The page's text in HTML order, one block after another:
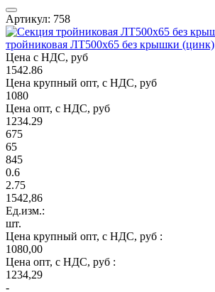
Артикул: 758
тройниковая ЛТ500х65 без крышки (цинк)
Цена с НДС, руб
1542.86
Цена крупный опт, с НДС, руб
1080
Цена опт, с НДС, руб
1234.29
675
65
845
0.6
2.75
1542,86
Ед.изм.:
шт.
Цена крупный опт, с НДС, руб :
1080,00
Цена опт, с НДС, руб :
1234,29
-